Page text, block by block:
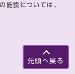
先頭へ戻る
施設については、